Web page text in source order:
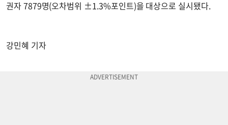
권자 7879명(오차범위 ±1.3%포인트)을 대상으로 실시됐다.
강민혜 기자